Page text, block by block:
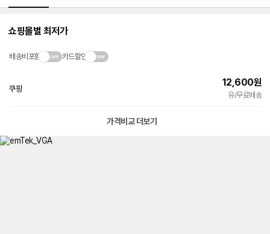
쇼핑몰별 최저가
배송비포함 카드할인
쿠팡
12,600원
유/무료배송
가격비교 더보기